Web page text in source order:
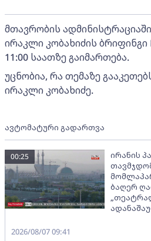
მთავრობის
ირაკლი კობახიძის ბრიფინგი
11:00 საათზე გაიმართება.
უცნობია, რა თემაზე
ირაკლი კობახიძე.
ავტომატური გადართვა
ირანის
ბაღერ
00:25
2026/08/07 09:41